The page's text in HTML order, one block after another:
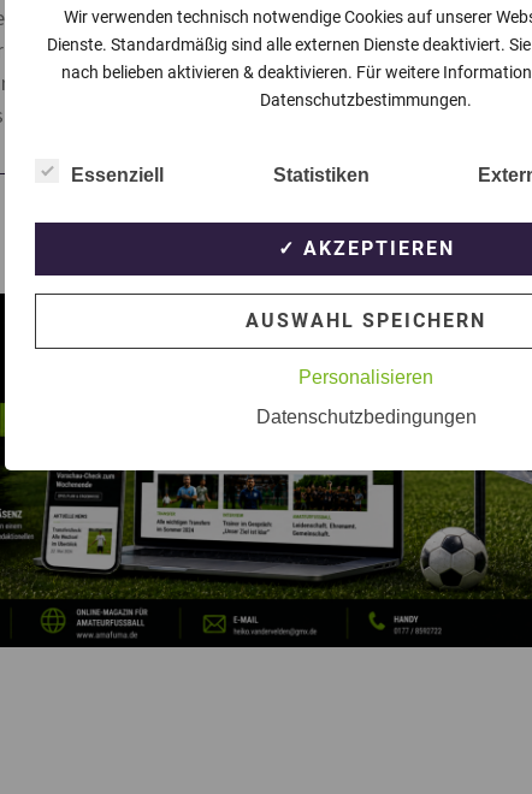
als A-Jugendlicher sogar zu sechs Einsätzen bei der
die dritte Mannschaft kam er in einem Spiel in der
Schritt machen und seine Erfahrung in der
NÄCHSTER
Wir verwenden technisch notwendige Cookies auf unserer
Dienste. Standardmäßig sind alle externen Dienste deaktiviert.
nach belieben aktivieren & deaktivieren. Für weitere
Datenschutzbestimmungen.
Essenziell Statistiken
✓ AKZEPTIEREN
AUSWAHL SPEICHERN
Personalisieren
Datenschutzbedingungen